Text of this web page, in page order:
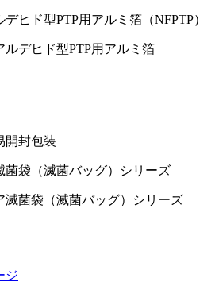
ヒド型PTP用アルミ箔（NFPTP）
菌袋（滅菌バッグ）シリーズ
ジ